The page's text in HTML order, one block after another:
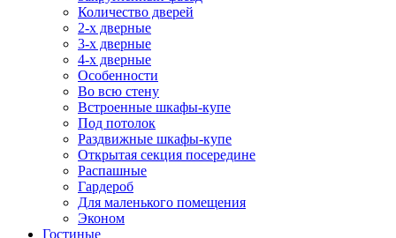
Количество дверей
2-х дверные
3-х дверные
4-х дверные
Особенности
Во всю стену
Встроенные шкафы-купе
Под потолок
Раздвижные шкафы-купе
Открытая секция посередине
Распашные
Гардероб
Для маленького помещения
Эконом
Гостиные